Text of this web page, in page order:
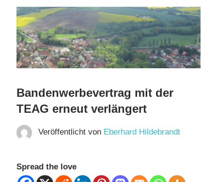
Bandenwerbevertrag mit der
TEAG erneut verlängert
Veröffentlicht von Eberhard Hildebrandt
Spread the love